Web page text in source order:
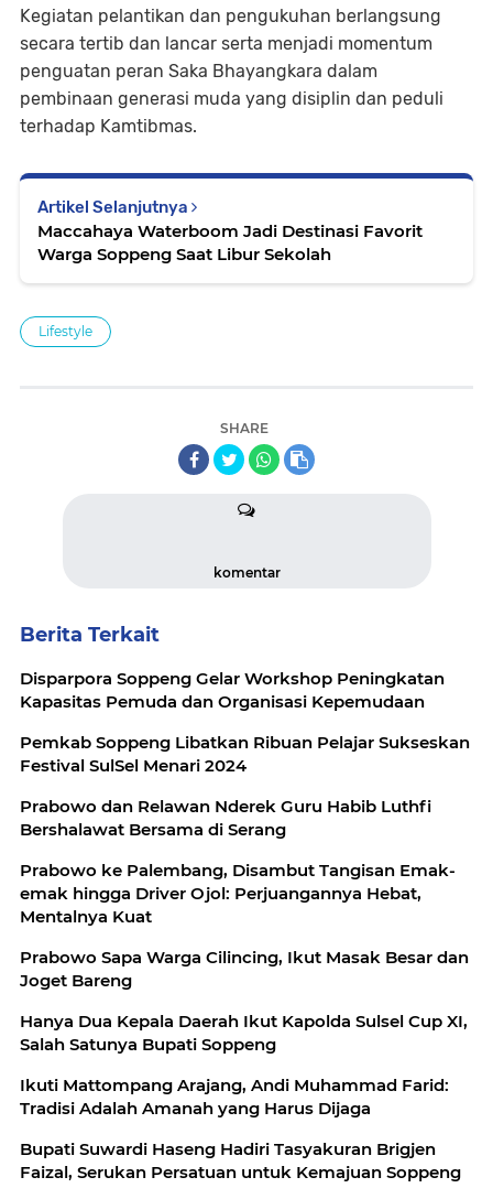
Kegiatan pelantikan dan pengukuhan berlangsung
secara tertib dan lancar serta menjadi momentum
penguatan peran Saka Bhayangkara dalam
pembinaan generasi muda yang disiplin dan peduli
terhadap Kamtibmas.
Artikel Selanjutnya
Maccahaya Waterboom Jadi Destinasi Favorit
Warga Soppeng Saat Libur Sekolah
Lifestyle
SHARE
komentar
Berita Terkait
Disparpora Soppeng Gelar Workshop Peningkatan
Kapasitas Pemuda dan Organisasi Kepemudaan
Pemkab Soppeng Libatkan Ribuan Pelajar Sukseskan
Festival SulSel Menari 2024
Prabowo dan Relawan Nderek Guru Habib Luthfi
Bershalawat Bersama di Serang
Prabowo ke Palembang, Disambut Tangisan Emak-
emak hingga Driver Ojol: Perjuangannya Hebat,
Mentalnya Kuat
Prabowo Sapa Warga Cilincing, Ikut Masak Besar dan
Joget Bareng
Hanya Dua Kepala Daerah Ikut Kapolda Sulsel Cup XI,
Salah Satunya Bupati Soppeng
Ikuti Mattompang Arajang, Andi Muhammad Farid:
Tradisi Adalah Amanah yang Harus Dijaga
Bupati Suwardi Haseng Hadiri Tasyakuran Brigjen
Faizal, Serukan Persatuan untuk Kemajuan Soppeng